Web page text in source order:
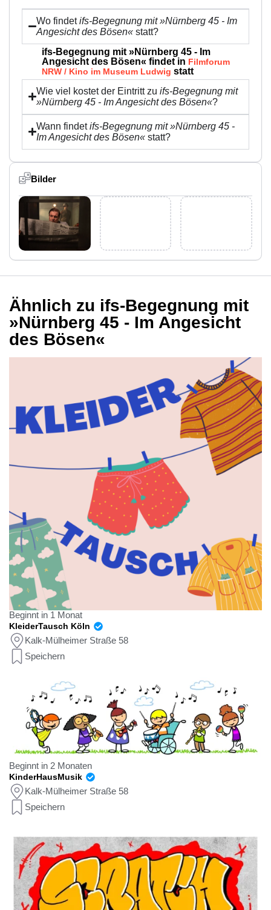
Wo findetifs-Begegnung mit »Nürnberg 45 - Im
Angesicht des Bösen« statt?
ifs-Begegnung mit »Nürnberg 45 - Im
Angesicht des Bösen« findet in Filmforum
NRW / Kino im Museum Ludwig statt
Wie viel kostet der Eintritt zuifs-Begegnung mit
»Nürnberg 45 - Im Angesicht des Bösen«?
Wann findetifs-Begegnung mit »Nürnberg 45 -
Im Angesicht des Bösen« statt?
Bilder
Ähnlich zu ifs-Begegnung mit
»Nürnberg 45 - Im Angesicht
des Bösen«
Beginnt in 1 Monat
KleiderTausch Köln
Kalk-Mülheimer Straße 58
Speichern
Beginnt in 2 Monaten
KinderHausMusik
Kalk-Mülheimer Straße 58
Speichern